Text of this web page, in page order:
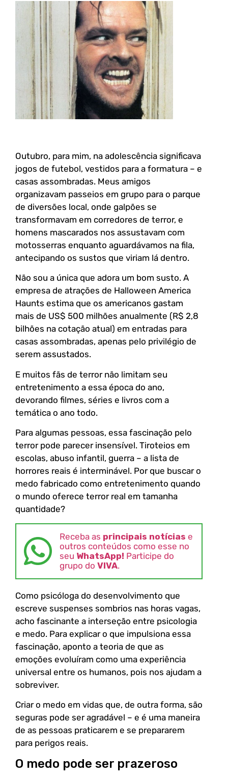
Outubro, para mim, na adolescência significava
jogos de futebol, vestidos para a formatura – e
casas assombradas. Meus amigos
organizavam passeios em grupo para o parque
de diversões local, onde galpões se
transformavam em corredores de terror, e
homens mascarados nos assustavam com
motosserras enquanto aguardávamos na fila,
antecipando os sustos que viriam lá dentro.
Não sou a única que adora um bom susto. A
empresa de atrações de Halloween America
Haunts estima que os americanos gastam
mais de US$ 500 milhões anualmente (R$ 2,8
bilhões na cotação atual) em entradas para
casas assombradas, apenas pelo privilégio de
serem assustados.
E muitos fãs de terror não limitam seu
entretenimento a essa época do ano,
devorando filmes, séries e livros com a
temática o ano todo.
Para algumas pessoas, essa fascinação pelo
terror pode parecer insensível. Tiroteios em
escolas, abuso infantil, guerra – a lista de
horrores reais é interminável. Por que buscar o
medo fabricado como entretenimento quando
o mundo oferece terror real em tamanha
quantidade?
Receba as principais notícias e
outros conteúdos como esse no
seu WhatsApp! Participe do
grupo do VIVA.
Como psicóloga do desenvolvimento que
escreve suspenses sombrios nas horas vagas,
acho fascinante a interseção entre psicologia
e medo. Para explicar o que impulsiona essa
fascinação, aponto a teoria de que as
emoções evoluíram como uma experiência
universal entre os humanos, pois nos ajudam a
sobreviver.
Criar o medo em vidas que, de outra forma, são
seguras pode ser agradável – e é uma maneira
de as pessoas praticarem e se prepararem
para perigos reais.
O medo pode ser prazeroso